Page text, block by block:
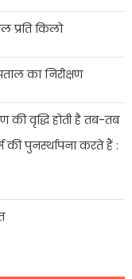
प्रति किलो
का निरीक्षण
वृद्धि होती है तब-तब
पुनर्स्थापना करते हैं :